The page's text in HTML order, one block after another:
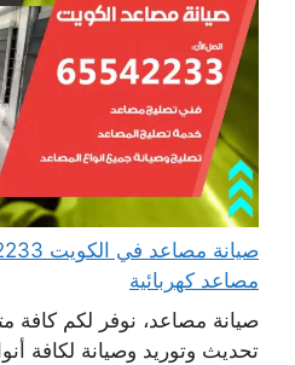
مصاعد كهربائية
صيانة مصاعد، نوفر لكم كافة
تحديث وتوريد وصيانة لكافة